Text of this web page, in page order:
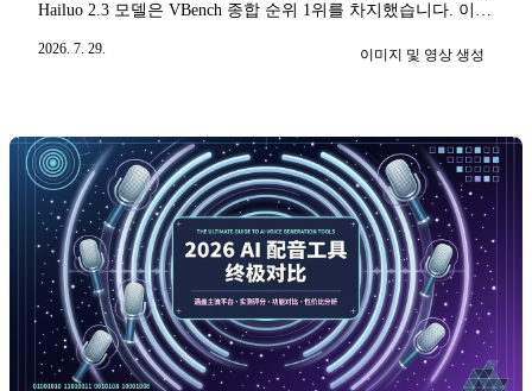
Hailuo 2.3 모델은 VBench 종합 순위 1위를 차지했습니다. 이
연동, 그리고 IP 개발/숏드라마 제작 가이드를 포함한 완전한
2026. 7. 29. 이미지 및 영상 생성